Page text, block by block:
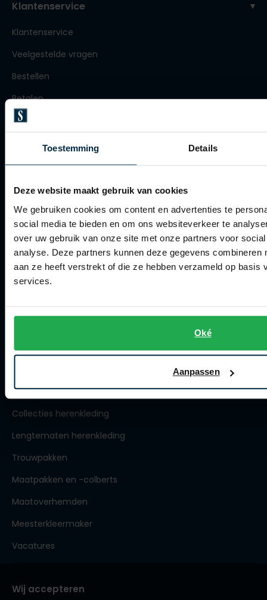
Toestemming Details
Deze website maakt gebruik van cookies
We gebruiken cookies om content en advertenties te
social media te bieden en om ons websiteverkeer te
over uw gebruik van onze site met onze partners voor
analyse. Deze partners kunnen deze gegevens combineren
aan ze heeft verstrekt of die ze hebben verzameld op basis
services.
Oké
Aanpassen
Roy Robson
Schiesser
Secrid
Slater
Superdry
Thomas Maine
Tommy Hilfiger
Tramarossa
Vanguard
Klantenservice
Klantenservice
Veelgestelde vragen
Bestellen
Betalen
Verzenden
Retourneren
Klachtenafhandeling
Actievoorwaarden
Artikelonderhoud
Winkel
Winkel
Over Spierings
Collecties herenkleding
Lengtematen herenkleding
Trouwpakken
Maatpakken en -colberts
Maatoverhemden
Meesterkleermaker
Vacatures
Wij accepteren